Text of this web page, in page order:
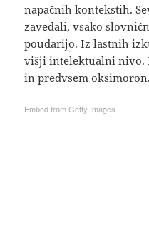
napačnih kontekstih.
zavedali, vsako
poudarijo. Iz lastnih
višji intelektualni nivo.
in predvsem oksimoron.
Embed from Getty Images